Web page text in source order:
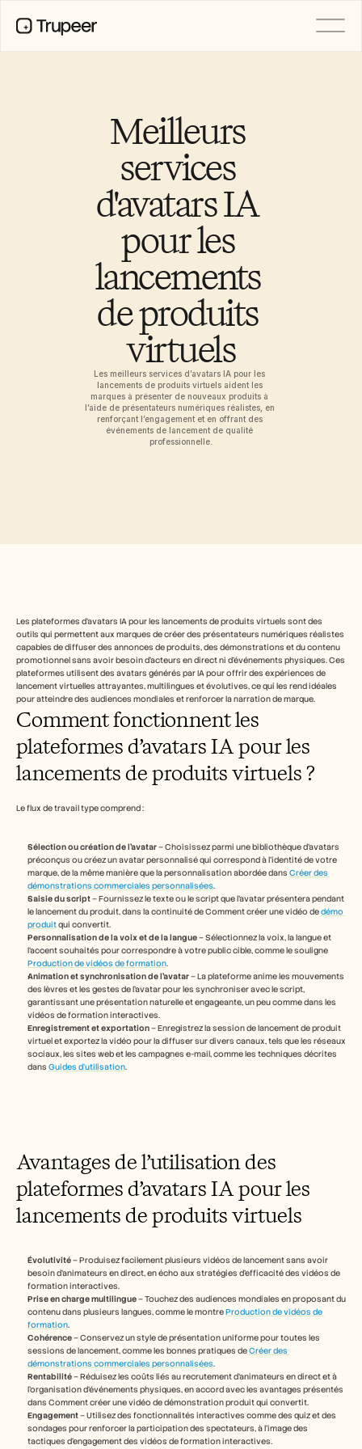
Meilleurs
services
d'avatars IA
pour les
lancements
de produits
virtuels
Les meilleurs services d’avatars IA pour les
lancements de produits virtuels aident les
marques à présenter de nouveaux produits à
l’aide de présentateurs numériques réalistes, en
renforçant l’engagement et en offrant des
événements de lancement de qualité
professionnelle.
Les plateformes d’avatars IA pour les lancements de produits virtuels sont des
outils qui permettent aux marques de créer des présentateurs numériques réalistes
capables de diffuser des annonces de produits, des démonstrations et du contenu
promotionnel sans avoir besoin d’acteurs en direct ni d’événements physiques. Ces
plateformes utilisent des avatars générés par IA pour offrir des expériences de
lancement virtuelles attrayantes, multilingues et évolutives, ce qui les rend idéales
pour atteindre des audiences mondiales et renforcer la narration de marque.
Comment fonctionnent les
plateformes d’avatars IA pour les
lancements de produits virtuels ?
Le flux de travail type comprend :
Sélection ou création de l’avatar – Choisissez parmi une bibliothèque d’avatars
préconçus ou créez un avatar personnalisé qui correspond à l’identité de votre
marque, de la même manière que la personnalisation abordée dans Créer des
démonstrations commerciales personnalisées.
Saisie du script – Fournissez le texte ou le script que l’avatar présentera pendant
le lancement du produit, dans la continuité de Comment créer une vidéo de démo
produit qui convertit.
Personnalisation de la voix et de la langue – Sélectionnez la voix, la langue et
Production de vidéos de formation.
Animation et synchronisation de l’avatar – La plateforme anime les mouvements
des lèvres et les gestes de l’avatar pour les synchroniser avec le script,
garantissant une présentation naturelle et engageante, un peu comme dans les
vidéos de formation interactives.
Enregistrement et exportation – Enregistrez la session de lancement de produit
virtuel et exportez la vidéo pour la diffuser sur divers canaux, tels que les réseaux
sociaux, les sites web et les campagnes e-mail, comme les techniques décrites
dans Guides d’utilisation.
Avantages de l’utilisation des
plateformes d’avatars IA pour les
lancements de produits virtuels
Évolutivité – Produisez facilement plusieurs vidéos de lancement sans avoir
besoin d’animateurs en direct, en écho aux stratégies d’efficacité des vidéos de
formation interactives.
Prise en charge multilingue – Touchez des audiences mondiales en proposant du
contenu dans plusieurs langues, comme le montre Production de vidéos de
formation.
Cohérence – Conservez un style de présentation uniforme pour toutes les
sessions de lancement, comme les bonnes pratiques de Créer des
démonstrations commerciales personnalisées.
Rentabilité – Réduisez les coûts liés au recrutement d’animateurs en direct et à
l’organisation d’événements physiques, en accord avec les avantages présentés
dans Comment créer une vidéo de démonstration produit qui convertit.
Engagement – Utilisez des fonctionnalités interactives comme des quiz et des
sondages pour renforcer la participation des spectateurs, à l’image des
tactiques d’engagement des vidéos de formation interactives.
Centre d'aide
Tarifs
Carrières
Base de connaissances
Enregistrement d’écran par IA
Champions du changement en IA
Centre de confiance
Demandes de fonctionnalités
Announcement
Partner Program
Réserver une démonstration
Commencer l'essai gratuit